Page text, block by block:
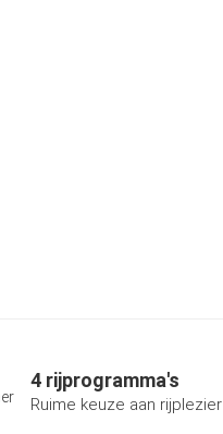
4 rijprogramma's
Ruime keuze aan rijplezier